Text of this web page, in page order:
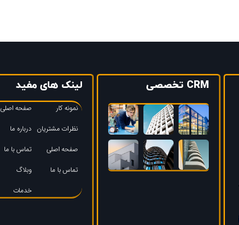
CRM تخصصی لینک های مفید
نمونه کار
نظرات مشتریان
صفحه اصلی
تماس با ما
صفحه اصلی
درباره ما
تماس با ما
وبلاگ
خدمات